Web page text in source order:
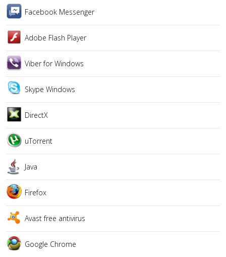
Facebook Messenger
Adobe Flash Player
Viber for Windows
Skype Windows
DirectX
uTorrent
Java
Firefox
Avast free antivirus
Google Chrome